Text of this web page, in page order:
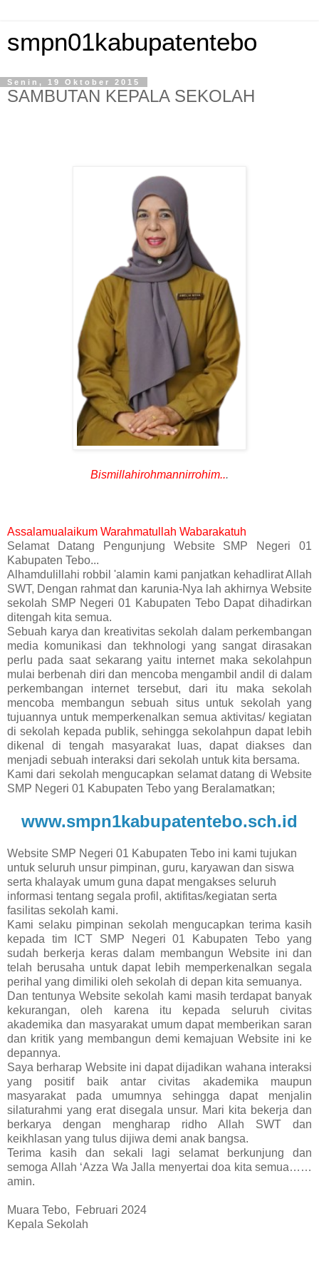
smpn01kabupatentebo
Senin, 19 Oktober 2015
SAMBUTAN KEPALA SEKOLAH
Bismillahirohmannirrohim...
Assalamualaikum Warahmatullah Wabarakatuh
Selamat Datang Pengunjung Website SMP Negeri 01
Kabupaten Tebo...
Alhamdulillahi robbil 'alamin kami panjatkan kehadlirat Allah
SWT, Dengan rahmat dan karunia-Nya lah akhirnya Website
sekolah SMP Negeri 01 Kabupaten Tebo Dapat dihadirkan
ditengah kita semua.
Sebuah karya dan kreativitas sekolah dalam perkembangan
media komunikasi dan tekhnologi yang sangat dirasakan
perlu pada saat sekarang yaitu internet maka sekolahpun
mulai berbenah diri dan mencoba mengambil andil di dalam
perkembangan internet tersebut, dari itu maka sekolah
mencoba membangun sebuah situs untuk sekolah yang
tujuannya untuk memperkenalkan semua aktivitas/ kegiatan
di sekolah kepada publik, sehingga sekolahpun dapat lebih
dikenal di tengah masyarakat luas, dapat diakses dan
menjadi sebuah interaksi dari sekolah untuk kita bersama.
Kami dari sekolah mengucapkan selamat datang di Website
SMP Negeri 01 Kabupaten Tebo yang Beralamatkan;
www.smpn1kabupatentebo.sch.id
Website SMP Negeri 01 Kabupaten Tebo ini kami tujukan
untuk seluruh unsur pimpinan, guru, karyawan dan siswa
serta khalayak umum guna dapat mengakses seluruh
informasi tentang segala profil, aktifitas/kegiatan serta
fasilitas sekolah kami.
Kami selaku pimpinan sekolah mengucapkan terima kasih
kepada tim ICT SMP Negeri 01 Kabupaten Tebo yang
sudah berkerja keras dalam membangun Website ini dan
telah berusaha untuk dapat lebih memperkenalkan segala
perihal yang dimiliki oleh sekolah di depan kita semuanya.
Dan tentunya Website sekolah kami masih terdapat banyak
kekurangan, oleh karena itu kepada seluruh civitas
akademika dan masyarakat umum dapat memberikan saran
dan kritik yang membangun demi kemajuan Website ini ke
depannya.
Saya berharap Website ini dapat dijadikan wahana interaksi
yang positif baik antar civitas akademika maupun
masyarakat pada umumnya sehingga dapat menjalin
silaturahmi yang erat disegala unsur. Mari kita bekerja dan
berkarya dengan mengharap ridho Allah SWT dan
keikhlasan yang tulus dijiwa demi anak bangsa.
Terima kasih dan sekali lagi selamat berkunjung dan
semoga Allah ‘Azza Wa Jalla menyertai doa kita semua……
amin.
Muara Tebo, Februari 2024
Kepala Sekolah